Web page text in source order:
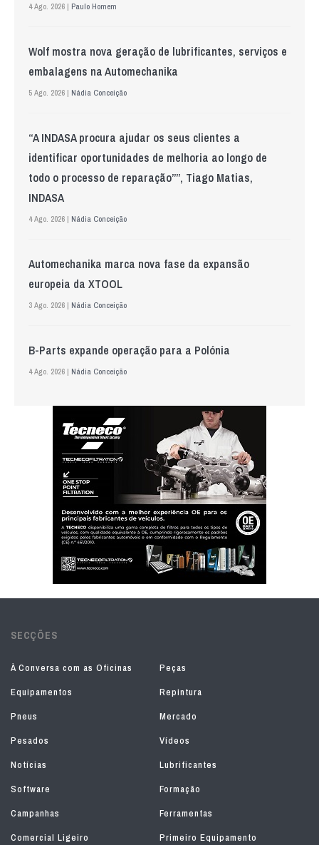
4 Ago. 2026 | Paulo Homem
Wolf mostra nova geração de lubrificantes, serviços e
embalagens na Automechanika
5 Ago. 2026 | Nádia Conceição
“A INDASA procura ajudar os seus clientes a
identificar oportunidades de melhoria ao longo de
todo o processo de reparação””, Tiago Matias,
INDASA
4 Ago. 2026 | Nádia Conceição
Automechanika marca nova fase da expansão
europeia da XTOOL
3 Ago. 2026 | Nádia Conceição
B-Parts expande operação para a Polónia
4 Ago. 2026 | Nádia Conceição
SECÇÕES
À Conversa com as Oficinas
Peças
Equipamentos
Repintura
Pneus
Mercado
Pesados
Vídeos
Notícias
Lubrificantes
Software
Formação
Campanhas
Ferramentas
Comercial Ligeiro
Primeiro Equipamento